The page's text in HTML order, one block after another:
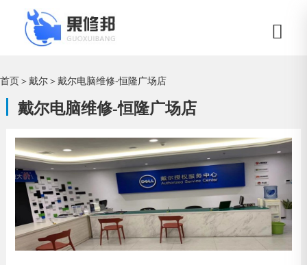
首页＞戴尔＞戴尔电脑维修-恒隆广场店
戴尔电脑维修-恒隆广场店